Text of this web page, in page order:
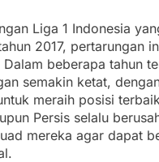
Liga 1 Indonesia
2017, pertarungan
beberapa tahun
semakin ketat,
meraih posisi
Persis selalu
mereka agar dapat